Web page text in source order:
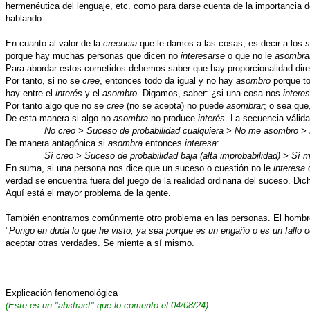
hermenéutica del lenguaje, etc. como para darse cuenta de la
hablando...
En cuanto al valor de la creencia que le damos a las cosas, es decir a los
porque hay muchas personas que dicen no interesarse o que no le
Para abordar estos cometidos debemos saber que hay proporcionalidad
Por tanto, si no se cree, entonces todo da igual y no hay asombro porque
hay entre el interés y el asombro. Digamos, saber: ¿si una cosa nos
Por tanto algo que no se cree (no se acepta) no puede asombrar; o sea
De esta manera si algo no asombra no produce interés. La secuencia
No creo > Suceso de probabilidad cualquiera > No me asombro
De manera antagónica si asombra entonces interesa:
Sí creo > Suceso de probabilidad baja (alta improbabilidad) > Sí
En suma, si una persona nos dice que un suceso o cuestión no le interesa
verdad se encuentra fuera del juego de la realidad ordinaria del suceso.
Aquí está el mayor problema de la gente.
También enontramos comúnmente otro problema en las personas. El
"Pongo en duda lo que he visto, ya sea porque es un engaño o es un fallo
aceptar otras verdades. Se miente a sí mismo.
Explicación fenomenológica
(Este es un "abstract" que lo comento el 04/08/24)